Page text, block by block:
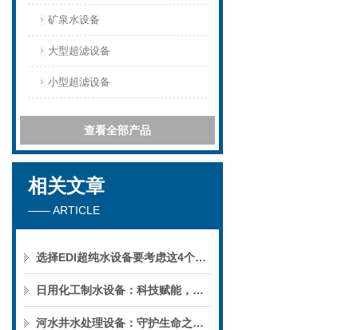
矿泉水设备
大型超滤设备
小型超滤设备
查看全部产品
相关文章
—— ARTICLE
选择EDI超纯水设备要考虑这4个因素
日用化工制水设备：科技赋能，守护饮水安全新篇章
河水井水处理设备：守护生命之源的科技利器